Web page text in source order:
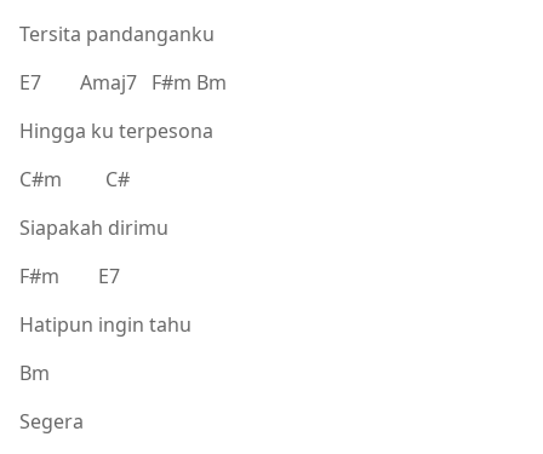
Tersita pandanganku
E7 Amaj7 F#m Bm
Hingga ku terpesona
C#m C#
Siapakah dirimu
F#m E7
Hatipun ingin tahu
Bm
Segera